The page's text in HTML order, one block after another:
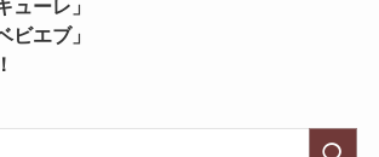
ューレ」
ビエブ」